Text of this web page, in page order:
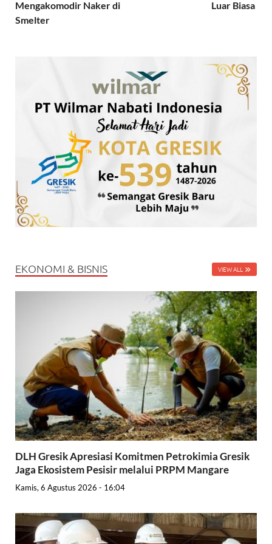
Mengakomodir Naker di
Smelter
Luar Biasa
EKONOMI & BISNIS VIEW ALL
DLH Gresik Apresiasi Komitmen Petrokimia Gresik
Jaga Ekosistem Pesisir melalui PRPM Mangare
Kamis, 6 Agustus 2026 - 16:04